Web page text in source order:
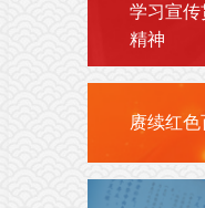
学习宣传
精神
赓续红色